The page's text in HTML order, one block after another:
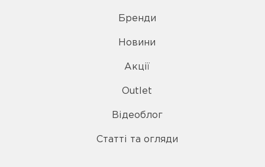
Бренди
Новини
Акції
Outlet
Відеоблог
Статті та огляди